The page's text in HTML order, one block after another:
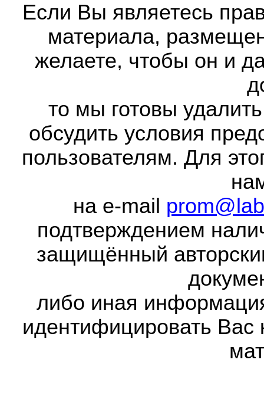
Если Вы являетесь
материала,
желаете, чтобы он и
то мы готовы
обсудить условия
пользователям. Для
на e-mail
подтверждением
защищённый
либо иная
идентифицировать Вас